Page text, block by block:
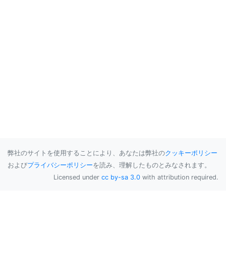
弊社のサイトを使用することにより、あなたは弊社のクッキーポリシー
およびプライバシーポリシーを読み、理解したものとみなされます。
Licensed under cc by-sa 3.0 with attribution required.